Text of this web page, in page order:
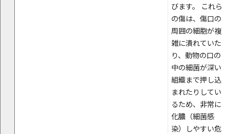
びます。 これら
の傷は、傷口の
周囲の細胞が複
雑に潰れていた
り、動物の口の
中の細菌が深い
組織まで押し込
まれたりしてい
るため、非常に
化膿（細菌感
染）しやすい危